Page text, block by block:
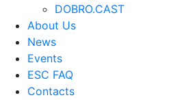
DOBRO.CAST
About Us
News
Events
ESC FAQ
Contacts